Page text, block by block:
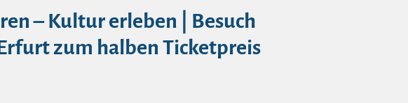
– Kultur erleben | Besuch
zum halben Ticketpreis